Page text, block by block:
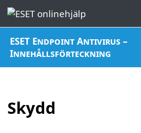
ESET Endpoint Antivirus –
Innehållsförteckning
Skydd